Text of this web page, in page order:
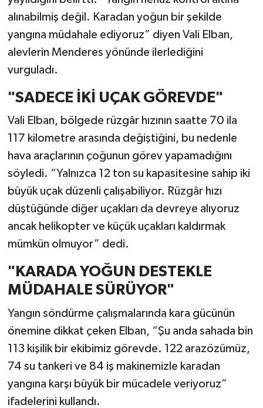
alınabilmiş değil. Karadan yoğun bir şekilde
yangına müdahale ediyoruz” diyen Vali Elban,
alevlerin Menderes yönünde ilerlediğini
vurguladı.
"SADECE İKİ UÇAK GÖREVDE"
Vali Elban, bölgede rüzgâr hızının saatte 70 ila
117 kilometre arasında değiştiğini, bu nedenle
hava araçlarının çoğunun görev yapamadığını
söyledi. “Yalnızca 12 ton su kapasitesine sahip iki
büyük uçak düzenli çalışabiliyor. Rüzgâr hızı
düştüğünde diğer uçakları da devreye alıyoruz
ancak helikopter ve küçük uçakları kaldırmak
mümkün olmuyor” dedi.
"KARADA YOĞUN DESTEKLE
MÜDAHALE SÜRÜYOR"
Yangın söndürme çalışmalarında kara gücünün
önemine dikkat çeken Elban, “Şu anda sahada bin
113 kişilik bir ekibimiz görevde. 122 arazözümüz,
74 su tankeri ve 84 iş makinemizle karadan
yangına karşı büyük bir mücadele veriyoruz”
ifadelerini kullandı.